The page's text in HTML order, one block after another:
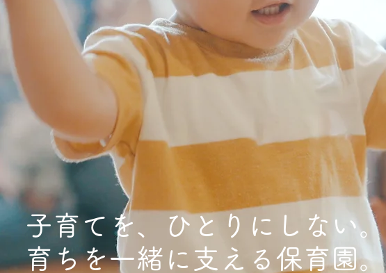
子育てを、ひとりにしない。
育ちを一緒に支える保育園。